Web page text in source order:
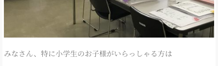
みなさん、特に小学生のお子様がいらっしゃる方は